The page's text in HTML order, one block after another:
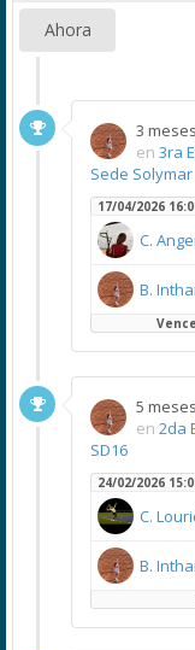
Ahora
3
en 3ra
Sede Solymar
17/04/2026
C.
B.
5
en 2da
SD16
24/02/2026
C.
B.